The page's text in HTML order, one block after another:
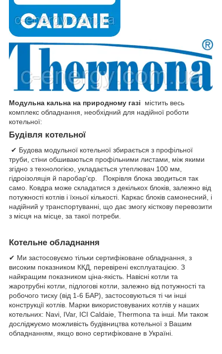
Модульна кальна на природному газі
містить весь
комплекс обладнання, необхідний для надійної роботи
котельної:
Будівля котельної
✔ Будова модульної котельної збирається з профільної
труби, стіни обшиваються профільними листами, між якими
згідно з технологією, укладається утеплювач 100 мм,
гідроізоляція й паробар'єр. Покрівля блока зводиться так
само. Ковдра може складатися з декількох блоків, залежно від
потужності котлів і їхньої кількості. Каркас блоків самонесний, і
надійний у транспортуванні, що дає змогу кісткову перевозити
з місця на місце, за такої потреби.
Котельне обладнання
✔ Ми застосовуємо тільки сертифіковане обладнання, з
високим показником ККД, перевірені експлуатацією. З
найкращим показником ціна-якість. Навісні котли та
жаротрубні котли, підлогові котли, залежно від потужності та
робочого тиску (від 1-6 БАР), застосовуються ті чи інші
конструкції котлів. Марки використовуваних котлів у наших
котельних: Navi, IVar, ICI Caldaie, Thermona та інші. Ми також
досліджуємо можливість будівництва котельної з Вашим
обладнанням, якщо воно сертифіковане в Україні.